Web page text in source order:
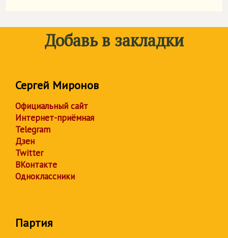
Добавь в закладки
Сергей Миронов
Официальный сайт
Интернет-приёмная
Telegram
Дзен
Twitter
ВКонтакте
Одноклассники
Партия